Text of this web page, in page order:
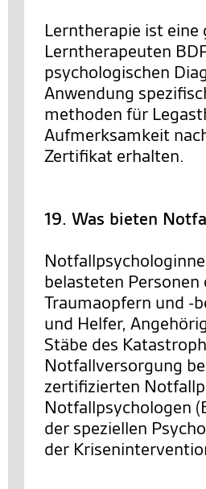
Lerntherapie ist
Lerntherapeuten
psychologischen
Anwendung
methoden für
Aufmerksamkeit
Zertifikat erhalten.
19. Was bieten
belasteten
Traumaopfern und -
und Helfer,
Stäbe des
Notfallversorgung
zertifizierten
Notfallpsychologen
der speziellen
der